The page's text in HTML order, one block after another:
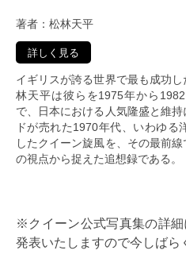
著者：松林天平
詳しく見る
イギリスが誇る世界で最も成功
林天平は彼らを1975年から
で、日本における人気隆盛と維
ドが売れた1970年代、いわゆる
したクイーン旋風を、その最前
の視点から捉えた追想録である。
※クイーン公式写真集の詳細
発表いたしますので今しばら